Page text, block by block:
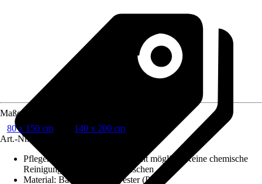
Maße (BxL)
80 x 150 cm
140 x 200 cm
Art.-Nr.
Pflegehinweis
Chlorbleiche nicht möglich, Keine chemische
Reinigung möglich, Nicht waschen
Material: Baumwolle, Polyester (PES)